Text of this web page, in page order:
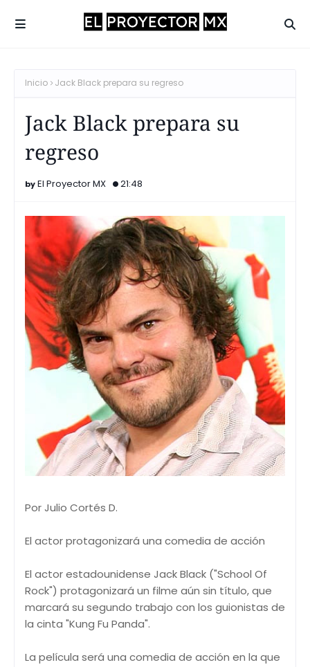
Inicio Jack Black prepara su regreso
Jack Black prepara su
regreso
El Proyector MX 21:48
Por Julio Cortés D.
El actor protagonizará una comedia de acción
El actor estadounidense Jack Black ("School Of
Rock") protagonizará un filme aún sin título, que
marcará su segundo trabajo con los guionistas de
la cinta "Kung Fu Panda".
La película será una comedia de acción en la que